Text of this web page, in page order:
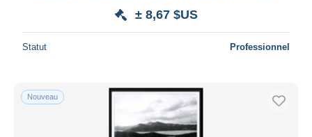
± 8,67 $US
Statut Professionnel
Nouveau